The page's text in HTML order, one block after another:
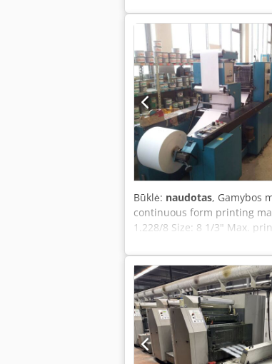
Būklė: naudotas, Gamybos
continuous form printing
1.228/8 Size: 8 1/3" Max.
Reel diameter: 1,000 mm
mm Chedpfsh Axahex Ak
welcome your visit – further
Emskirchen / Nuremberg –